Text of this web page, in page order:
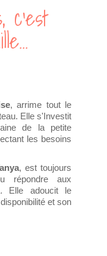
c'est
, arrime tout le
Elle s'Investit
de la petite
les besoins
, est toujours
répondre aux
Elle adoucit le
et son